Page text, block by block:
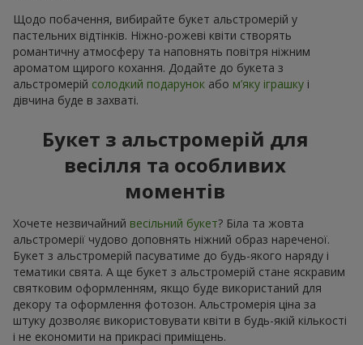
Щодо побачення, вибирайте букет альстромерій у
пастельних відтінків. Ніжно-рожеві квіти створять
романтичну атмосферу та наповнять повітря ніжним
ароматом щирого кохання. Додайте до букета з
альстромерій солодкий подарунок або м’яку іграшку і
дівчина буде в захваті.
Букет з альстромерій для
весілля та особливих
моментів
Хочете незвичайний весільний букет? Біла та жовта
альстромерії чудово доповнять ніжний образ нареченої.
Букет з альстромерій пасуватиме до будь-якого наряду і
тематики свята. А ще букет з альстромерій стане яскравим
святковим оформленням, якщо буде використаний для
декору та оформлення фотозон. Альстромерія ціна за
штуку дозволяє використовувати квіти в будь-якій кількості
і не економити на прикрасі приміщень.